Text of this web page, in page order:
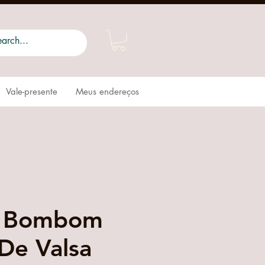
Vale-presente Meus endereços
Valsa